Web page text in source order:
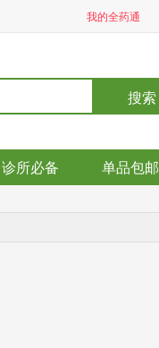
我的全药通
搜索
诊所必备 单品包邮